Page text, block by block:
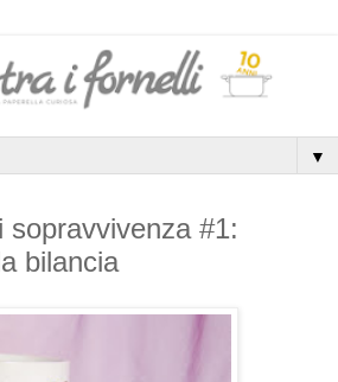
▼
sopravvivenza #1:
bilancia